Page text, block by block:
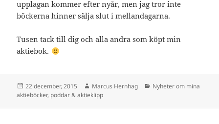
upplagan kommer efter nyår, men jag tror inte
böckerna hinner sälja slut i mellandagarna.
Tusen tack till dig och alla andra som köpt min
aktiebok.
Postat
22 december, 2015 Författare
Marcus Hernhag Kategorier
Nyheter om mina
aktieböcker, poddar & aktieklipp